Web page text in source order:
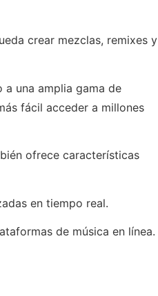
crear mezclas, remixes y
una amplia gama de
fácil acceder a millones
ofrece características
en tiempo real.
de música en línea.